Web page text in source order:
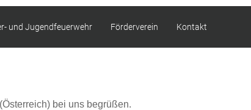
und Jugendfeuerwehr Förderverein Kontakt
bei uns begrüßen.